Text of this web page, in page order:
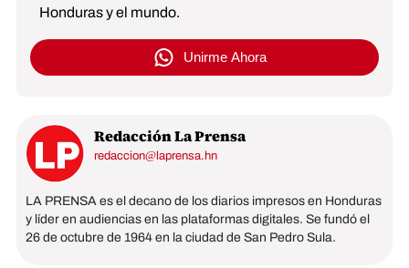
Honduras y el mundo.
Unirme Ahora
Redacción La Prensa
redaccion@laprensa.hn
LA PRENSA es el decano de los diarios impresos en Honduras
y líder en audiencias en las plataformas digitales. Se fundó el
26 de octubre de 1964 en la ciudad de San Pedro Sula.